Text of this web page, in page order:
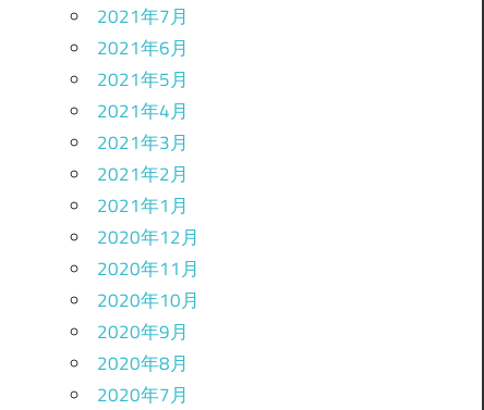
2021年7月
2021年6月
2021年5月
2021年4月
2021年3月
2021年2月
2021年1月
2020年12月
2020年11月
2020年10月
2020年9月
2020年8月
2020年7月